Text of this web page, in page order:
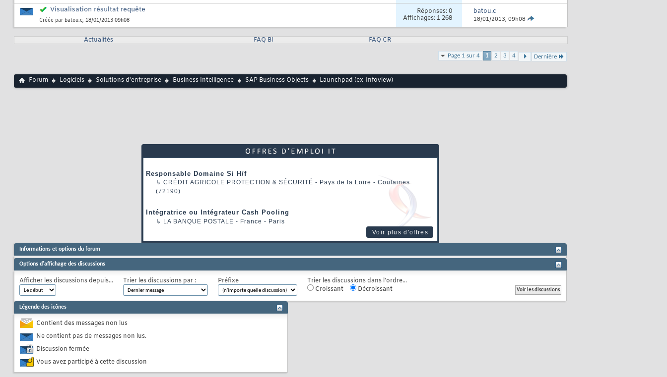
Visualisation résultat requête
Créée par batou.c, 18/01/2013 09h08
Réponses:0
Affichages: 1 268
batou.c
18/01/2013, 09h08
Actualités FAQ BI FAQ CR
Page 1 sur 4 1 2 3 4 Dernière
Forum Logiciels Solutions d'entreprise Business Intelligence SAP Business Objects Launchpad (ex-Infoview)
Responsable Domaine Si H/f
↳ CRÉDIT AGRICOLE PROTECTION & SÉCURITÉ - Pays de la Loire - Coulaines
(72190)
Intégratrice ou Intégrateur Cash Pooling
↳ LA BANQUE POSTALE - France - Paris
Voir plus d'offres
Informations et options du forum
Options d'affichage des discussions
Afficher les discussions depuis... Trier les discussions par : Préfixe
Trier les discussions dans l'ordre...
Croissant
Décroissant
Légende des icônes
Contient des messages non lus
Ne contient pas de messages non lus.
Discussion fermée
Vous avez participé à cette discussion